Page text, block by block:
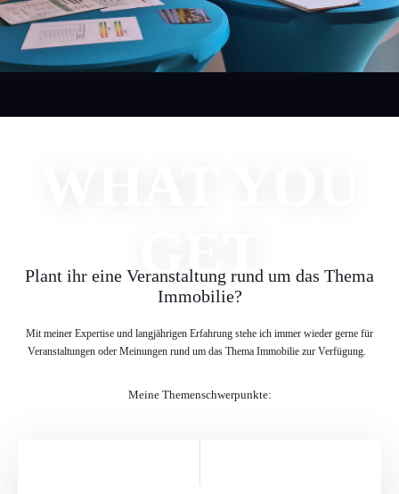
GET
Plant ihr eine Veranstaltung rund um das Thema
Immobilie?
Mit meiner Expertise und langjährigen Erfahrung stehe ich immer wieder gerne für
Veranstaltungen oder Meinungen rund um das Thema Immobilie zur Verfügung.
Meine Themenschwerpunkte: